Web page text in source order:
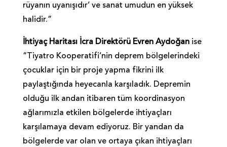
rüyanın uyanışıdır’ ve sanat umudun en yüksek
halidir.”
İhtiyaç Haritası İcra Direktörü Evren Aydoğan ise
“Tiyatro Kooperatifi’nin deprem bölgelerindeki
çocuklar için bir proje yapma fikrini ilk
paylaştığında heyecanla karşıladık. Depremin
olduğu ilk andan itibaren tüm koordinasyon
ağlarımızla etkilen bölgelerde ihtiyaçları
karşılamaya devam ediyoruz. Bir yandan da
bölgelerde var olan ve ortaya çıkan ihtiyaçları